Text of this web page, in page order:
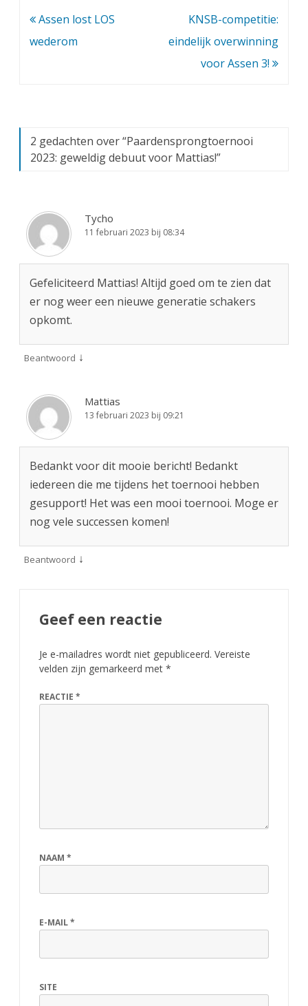
Bericht
navigatie
Assen lost LOS
wederom
KNSB-competitie:
eindelijk overwinning
voor Assen 3!
2 gedachten over “Paardensprongtoernooi
2023: geweldig debuut voor Mattias!”
Tycho
11 februari 2023 bij 08:34
Gefeliciteerd Mattias! Altijd goed om te zien dat
er nog weer een nieuwe generatie schakers
opkomt.
Beantwoord ↓
Mattias
13 februari 2023 bij 09:21
Bedankt voor dit mooie bericht! Bedankt
iedereen die me tijdens het toernooi hebben
gesupport! Het was een mooi toernooi. Moge er
nog vele successen komen!
Beantwoord ↓
Geef een reactie
Je e-mailadres wordt niet gepubliceerd. Vereiste
velden zijn gemarkeerd met *
REACTIE *
NAAM *
E-MAIL*
SITE